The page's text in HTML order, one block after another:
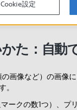
ィングを設定
た：自動
画像など）の画像
。
ークの数1つ）、プ
Cookie設定